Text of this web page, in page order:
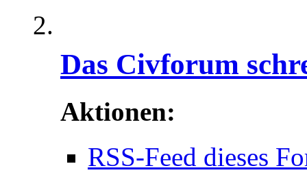
Das Civforum
Aktionen:
RSS-Feed dieses